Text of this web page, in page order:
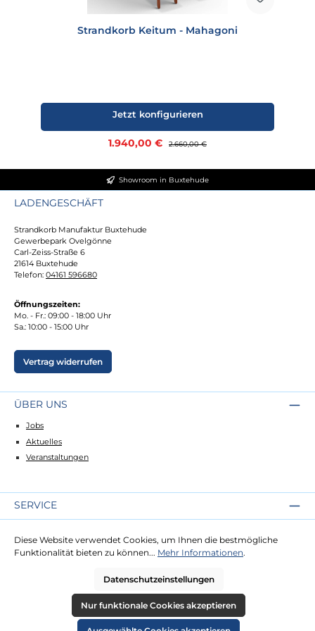
Strandkorb Keitum - Mahagoni
Verkaufspreis:
1.940,00 € Regulärer Preis:
2.660,00 €
Jetzt konfigurieren
Showroom in Buxtehude
LADENGESCHÄFT
Strandkorb Manufaktur Buxtehude
Gewerbepark Ovelgönne
Carl-Zeiss-Straße 6
21614 Buxtehude
Telefon: 04161 596680
Öffnungszeiten:
Mo. - Fr.: 09:00 - 18:00 Uhr
Sa.: 10:00 - 15:00 Uhr
Vertrag widerrufen
ÜBER UNS
Jobs
Aktuelles
Veranstaltungen
SERVICE
Lieferung
Zahlung
RECHTLICHES
Diese Website verwendet Cookies, um Ihnen die bestmögliche
Funktionalität bieten zu können... Mehr Informationen.
Datenschutzeinstellungen
Nur funktionale Cookies akzeptieren